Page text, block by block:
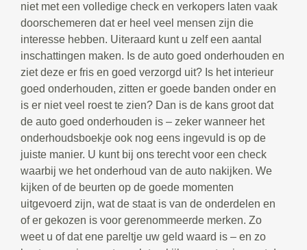
niet met een volledige check en verkopers laten vaak
doorschemeren dat er heel veel mensen zijn die
interesse hebben. Uiteraard kunt u zelf een aantal
inschattingen maken. Is de auto goed onderhouden en
ziet deze er fris en goed verzorgd uit? Is het interieur
goed onderhouden, zitten er goede banden onder en
is er niet veel roest te zien? Dan is de kans groot dat
de auto goed onderhouden is – zeker wanneer het
onderhoudsboekje ook nog eens ingevuld is op de
juiste manier. U kunt bij ons terecht voor een check
waarbij we het onderhoud van de auto nakijken. We
kijken of de beurten op de goede momenten
uitgevoerd zijn, wat de staat is van de onderdelen en
of er gekozen is voor gerenommeerde merken. Zo
weet u of dat ene pareltje uw geld waard is – en zo